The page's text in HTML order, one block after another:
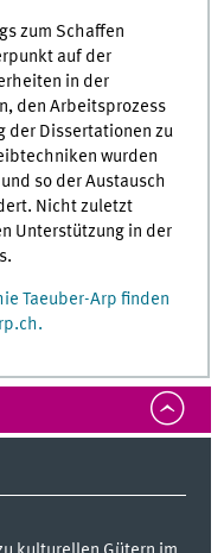
zum Schaffen
auf der
in der
den Arbeitsprozess
der Dissertationen zu
wurden
so der Austausch
Nicht zuletzt
Unterstützung in der
Taeuber-Arp finden